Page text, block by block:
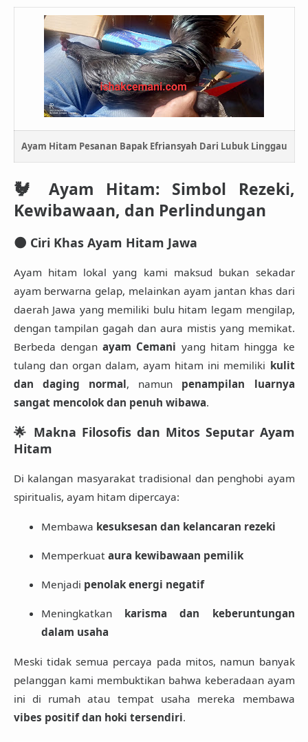
Ayam Hitam Pesanan Bapak Efriansyah Dari Lubuk Linggau
🐓 Ayam Hitam: Simbol Rezeki,
Kewibawaan, dan Perlindungan
🌑 Ciri Khas Ayam Hitam Jawa
Ayam hitam lokal yang kami maksud bukan sekadar
ayam berwarna gelap, melainkan ayam jantan khas dari
daerah Jawa yang memiliki bulu hitam legam mengilap,
dengan tampilan gagah dan aura mistis yang memikat.
Berbeda denganayam Cemani yang hitam hingga ke
tulang dan organ dalam, ayam hitam ini memiliki kulit
dan daging normal, namun penampilan luarnya
sangat mencolok dan penuh wibawa.
🌟 Makna Filosofis dan Mitos Seputar Ayam
Hitam
Di kalangan masyarakat tradisional dan penghobi ayam
spiritualis, ayam hitam dipercaya:
Membawa kesuksesan dan kelancaran rezeki
Memperkuat aura kewibawaan pemilik
Menjadi penolak energi negatif
Meningkatkan karisma dan keberuntungan
dalam usaha
Meski tidak semua percaya pada mitos, namun banyak
pelanggan kami membuktikan bahwa keberadaan ayam
ini di rumah atau tempat usaha mereka membawa
vibes positif dan hoki tersendiri.